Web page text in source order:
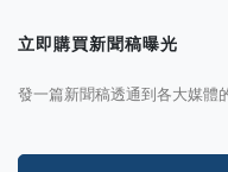
立即購買新聞稿曝光
發一篇新聞稿透通到各大媒體